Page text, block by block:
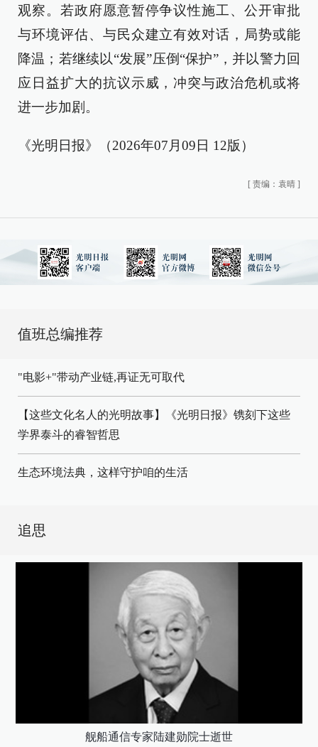
观察。若政府愿意暂停争议性施工、公开审批
与环境评估、与民众建立有效对话，局势或能
降温；若继续以“发展”压倒“保护”，并以警力回
应日益扩大的抗议示威，冲突与政治危机或将
进一步加剧。
《光明日报》（2026年07月09日 12版）
[ 责编：袁晴 ]
值班总编推荐
"电影+"带动产业链,再证无可取代
【这些文化名人的光明故事】《光明日报》镌刻下这些
学界泰斗的睿智哲思
生态环境法典，这样守护咱的生活
追思
舰船通信专家陆建勋院士逝世